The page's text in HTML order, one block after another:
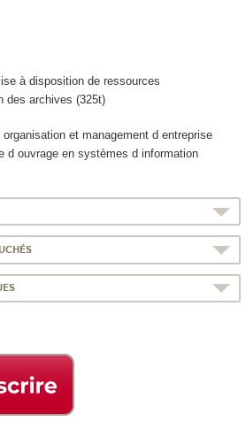
à disposition de ressources
des archives (325t)
organisation et management d entreprise
d ouvrage en systèmes d information